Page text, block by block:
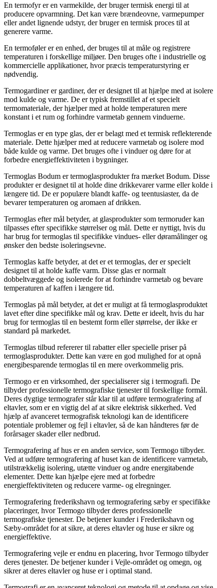
En termofyr er en varmekilde, der bruger termisk energi til at
producere opvarmning. Det kan være brændeovne, varmepumper
eller andet lignende udstyr, der bruger en termisk proces til at
generere varme.
En termoføler er en enhed, der bruges til at måle og registrere
temperaturen i forskellige miljøer. Den bruges ofte i industrielle og
kommercielle applikationer, hvor præcis temperaturstyring er
nødvendig.
Termogardiner er gardiner, der er designet til at hjælpe med at isolere
mod kulde og varme. De er typisk fremstillet af et specielt
termomateriale, der hjælper med at holde temperaturen mere
konstant i et rum og forhindre varmetab gennem vinduerne.
Termoglas er en type glas, der er belagt med et termisk reflekterende
materiale. Dette hjælper med at reducere varmetab og isolere mod
både kulde og varme. Det bruges ofte i vinduer og døre for at
forbedre energieffektiviteten i bygninger.
Termoglas Bodum er termoglasprodukter fra mærket Bodum. Disse
produkter er designet til at holde dine drikkevarer varme eller kolde i
længere tid. De er populære blandt kaffe- og teentusiaster, da de
bevarer temperaturen og aromaen af drikken.
Termoglas efter mål betyder, at glasprodukter som termoruder kan
tilpasses efter specifikke størrelser og mål. Dette er nyttigt, hvis du
har brug for termoglas til specifikke vindues- eller døramålinger og
ønsker den bedste isoleringsevne.
Termoglas kaffe betyder, at det er et termoglas, der er specielt
designet til at holde kaffe varm. Disse glas er normalt
dobbeltvæggede og isolerede for at forhindre varmetab og bevare
temperaturen af ​​kaffen i længere tid.
Termoglas på mål betyder, at det er muligt at få termoglasproduktet
lavet efter dine specifikke mål og krav. Dette er ideelt, hvis du har
brug for termoglas til en bestemt form eller størrelse, der ikke er
standard på markedet.
Termoglas tilbud refererer til rabatter eller specielle priser på
termoglasprodukter. Dette kan være en god mulighed for at opnå
energibesparende termoglas til en mere overkommelig pris.
Termogo er en virksomhed, der specialiserer sig i termografi. De
tilbyder professionelle termografiske tjenester til forskellige formål.
Deres dygtige termografer står klar til at udføre termografering af
eltavler, som er en vigtig del af at sikre elektrisk sikkerhed. Ved
hjælp af avanceret termografisk teknologi kan de identificere
potentiale problemer og fejl i eltavler, så de kan håndteres før de
forårsager skader eller nedbrud.
Termografering af hus er en anden service, som Termogo tilbyder.
Ved at udføre termografering af huset kan de identificere varmetab,
utilstrækkelig isolering, utætte vinduer og andre energitabende
elementer. Dette kan hjælpe ejere med at forbedre
energieffektiviteten og reducere varme- og elregninger.
Termografering frederikshavn og termografering sæby er specifikke
placeringer, hvor Termogo tilbyder deres professionelle
termografiske tjenester. De betjener kunder i Frederikshavn og
Sæby-området for at sikre, at deres eltavler og huse er sikre og
energieffektive.
Termografering vejle er endnu en placering, hvor Termogo tilbyder
deres tjenester. De betjener kunder i Vejle-området og omegn, og
sikrer at deres eltavler og huse er i optimal stand.